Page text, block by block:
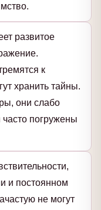
развитое
к
хранить тайны.
они слабо
погружены
и постоянном
не могут